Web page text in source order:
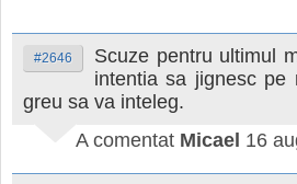
#2646
Scuze pentru ultimul
intentia sa jignesc pe
greu sa va inteleg.
A comentat Micael 16